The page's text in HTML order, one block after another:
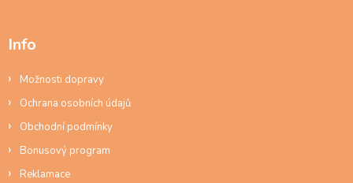
Info
Možnosti dopravy
Ochrana osobních údajů
Obchodní podmínky
Bonusový program
Reklamace